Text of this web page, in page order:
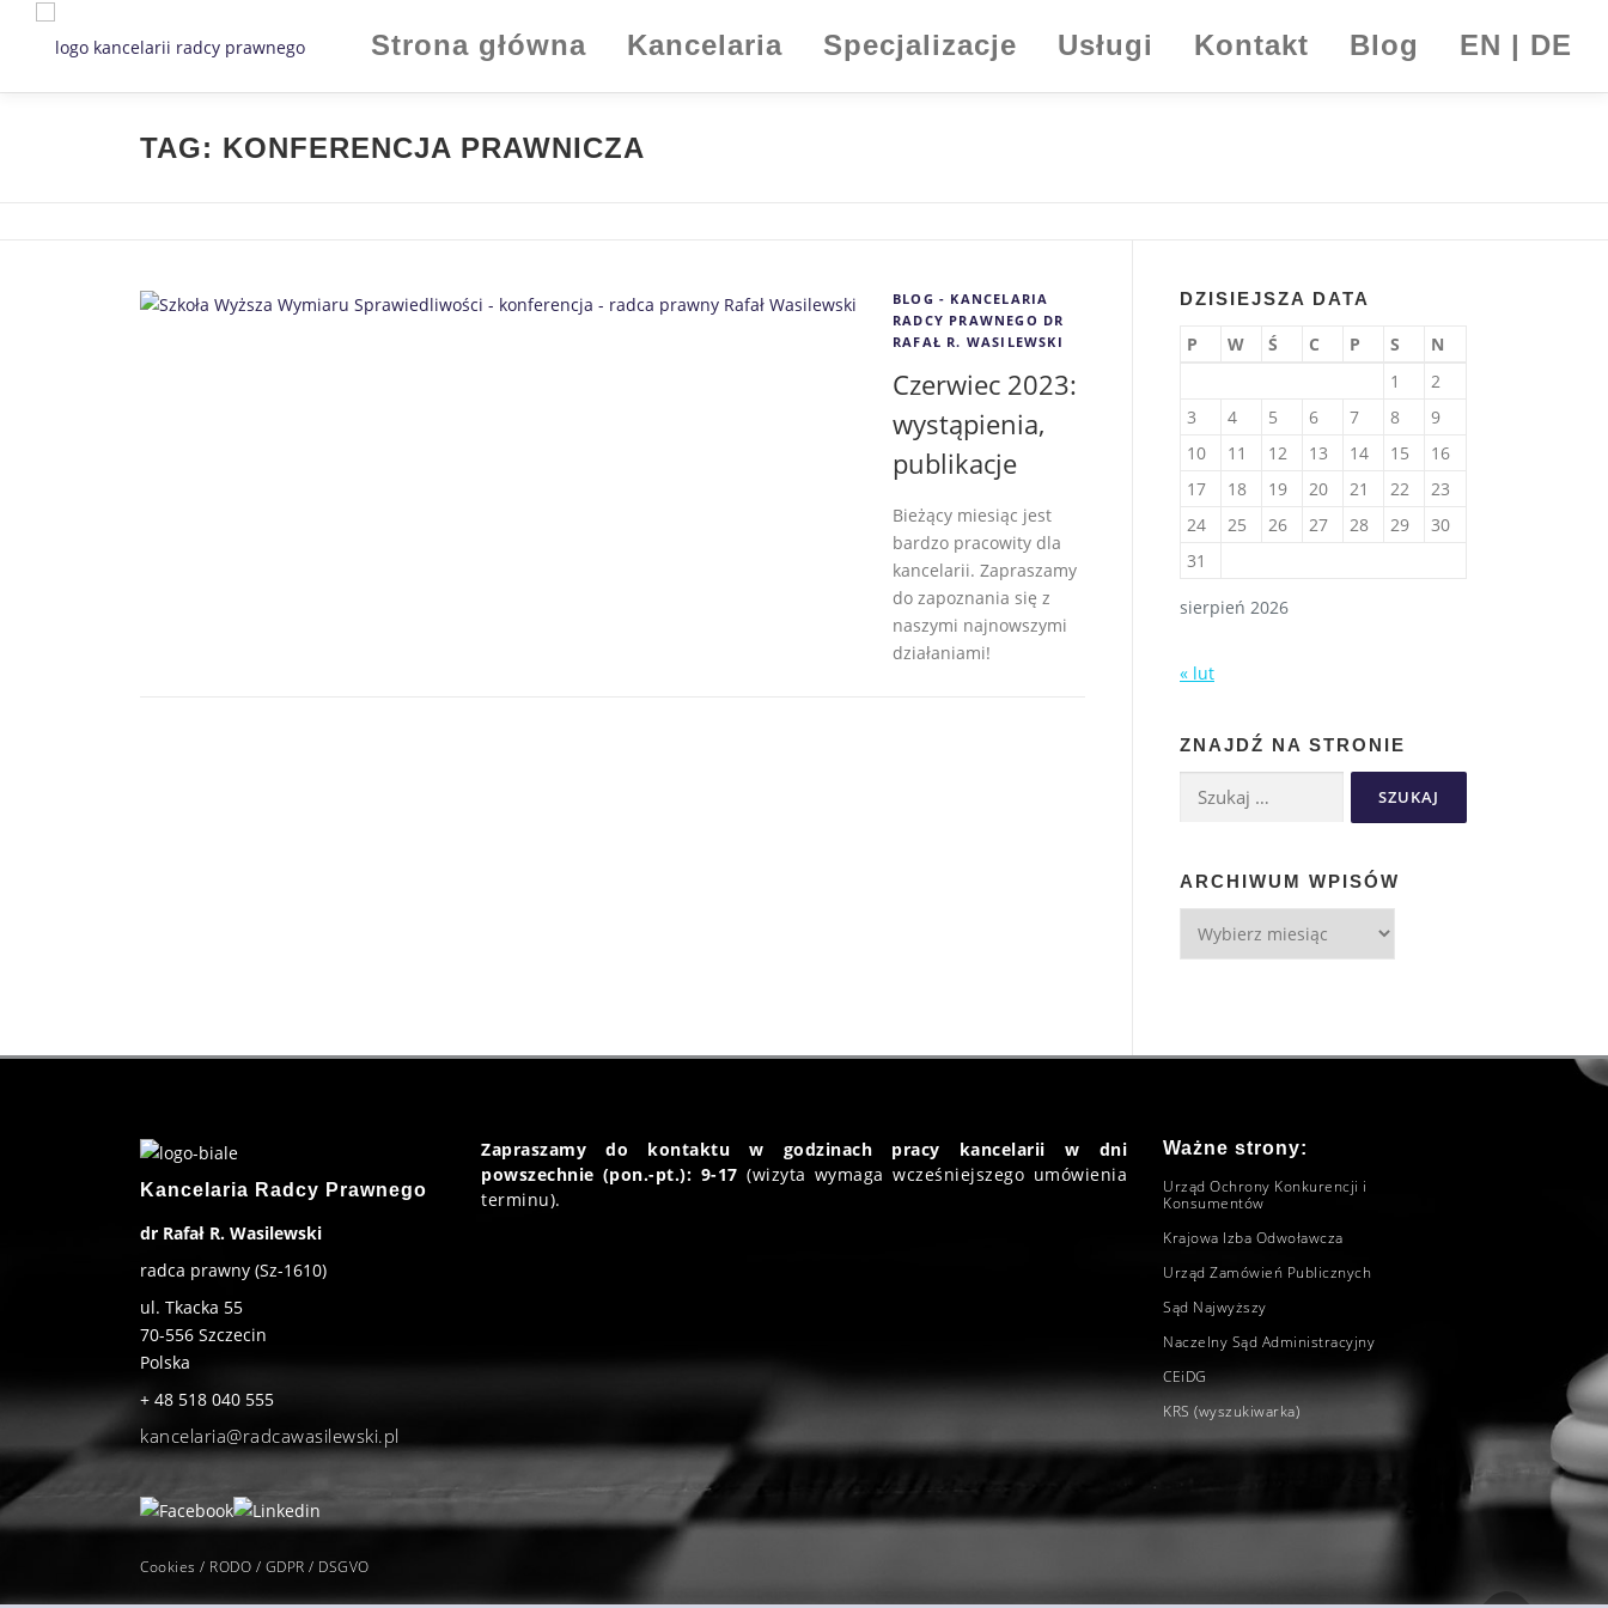
Strona główna Kancelaria Specjalizacje Usługi Kontakt Blog EN | DE
TAG: KONFERENCJA PRAWNICZA
BLOG - KANCELARIA
RADCY PRAWNEGO DR
RAFAŁ R. WASILEWSKI
Czerwiec 2023:
wystąpienia,
publikacje
Bieżący miesiąc jest
bardzo pracowity dla
kancelarii. Zapraszamy
do zapoznania się z
naszymi najnowszymi
działaniami!
DZISIEJSZA DATA
sierpień 2026
P W Ś C P S
N
1
2
3
4 5 6 7 8
9
10
11 12 13 14 15
16
17
18 19 20 21 22
23
24
25 26 27 28 29
30
31
« lut
ZNAJDŹ NA STRONIE
ARCHIWUM WPISÓW
Kancelaria Radcy Prawnego
dr Rafał R. Wasilewski
radca prawny (Sz-1610)
ul. Tkacka 55
70-556 Szczecin
Polska
+ 48 518 040 555
kancelaria@radcawasilewski.pl
Cookies / RODO / GDPR / DSGVO
Zapraszamy do kontaktu w godzinach pracy kancelarii w dni
powszechnie (pon.-pt.): 9-17 (wizyta wymaga wcześniejszego umówienia
terminu).
Ważne strony:
Urząd Ochrony Konkurencji i
Konsumentów
Krajowa Izba Odwoławcza
Urząd Zamówień Publicznych
Sąd Najwyższy
Naczelny Sąd Administracyjny
CEiDG
KRS (wyszukiwarka)